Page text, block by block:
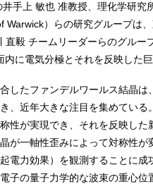
手上 敏也 准教授、理化学研
）らの研究グループは
毅 チームリーダーらのグル
内に電気分極とそれを反映した
したファンデルワールス結晶
、近年大きな注目を集めてい
性が実現でき、それを反映し
が一軸性歪みによって対称性
電力効果）を観測することに
子の量子力学的な波束の重心